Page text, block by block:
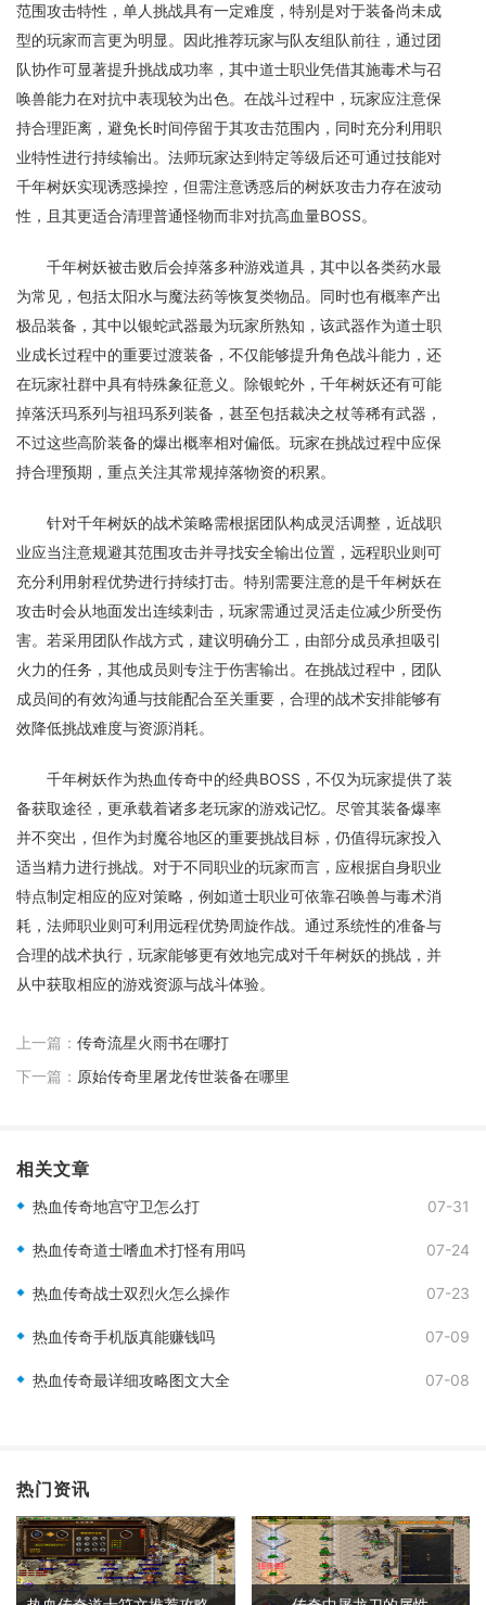
范围攻击特性，单人挑战具有一定难度，特别是对于装备尚未成
型的玩家而言更为明显。因此推荐玩家与队友组队前往，通过团
队协作可显著提升挑战成功率，其中道士职业凭借其施毒术与召
唤兽能力在对抗中表现较为出色。在战斗过程中，玩家应注意保
持合理距离，避免长时间停留于其攻击范围内，同时充分利用职
业特性进行持续输出。法师玩家达到特定等级后还可通过技能对
千年树妖实现诱惑操控，但需注意诱惑后的树妖攻击力存在波动
性，且其更适合清理普通怪物而非对抗高血量BOSS。
千年树妖被击败后会掉落多种游戏道具，其中以各类药水最
为常见，包括太阳水与魔法药等恢复类物品。同时也有概率产出
极品装备，其中以银蛇武器最为玩家所熟知，该武器作为道士职
业成长过程中的重要过渡装备，不仅能够提升角色战斗能力，还
在玩家社群中具有特殊象征意义。除银蛇外，千年树妖还有可能
掉落沃玛系列与祖玛系列装备，甚至包括裁决之杖等稀有武器，
不过这些高阶装备的爆出概率相对偏低。玩家在挑战过程中应保
持合理预期，重点关注其常规掉落物资的积累。
针对千年树妖的战术策略需根据团队构成灵活调整，近战职
业应当注意规避其范围攻击并寻找安全输出位置，远程职业则可
充分利用射程优势进行持续打击。特别需要注意的是千年树妖在
攻击时会从地面发出连续刺击，玩家需通过灵活走位减少所受伤
害。若采用团队作战方式，建议明确分工，由部分成员承担吸引
火力的任务，其他成员则专注于伤害输出。在挑战过程中，团队
成员间的有效沟通与技能配合至关重要，合理的战术安排能够有
效降低挑战难度与资源消耗。
千年树妖作为热血传奇中的经典BOSS，不仅为玩家提供了装
备获取途径，更承载着诸多老玩家的游戏记忆。尽管其装备爆率
并不突出，但作为封魔谷地区的重要挑战目标，仍值得玩家投入
适当精力进行挑战。对于不同职业的玩家而言，应根据自身职业
特点制定相应的应对策略，例如道士职业可依靠召唤兽与毒术消
耗，法师职业则可利用远程优势周旋作战。通过系统性的准备与
合理的战术执行，玩家能够更有效地完成对千年树妖的挑战，并
从中获取相应的游戏资源与战斗体验。
上一篇： 传奇流星火雨书在哪打
下一篇： 原始传奇里屠龙传世装备在哪里
相关文章
热血传奇地宫守卫怎么打 07-31
热血传奇道士嗜血术打怪有用吗 07-24
热血传奇战士双烈火怎么操作 07-23
热血传奇手机版真能赚钱吗 07-09
热血传奇最详细攻略图文大全 07-08
热门资讯